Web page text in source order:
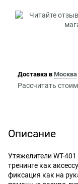
Доставка в Москва
Рассчитать
Описание
Утяжелители WT-
тренинге как
фиксация как на